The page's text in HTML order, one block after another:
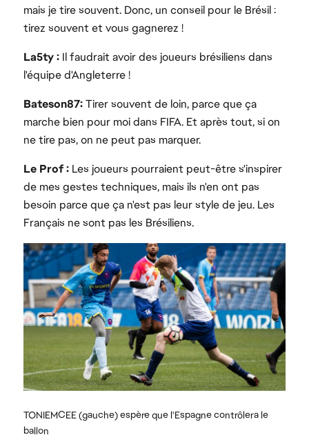
mais je tire souvent. Donc, un conseil pour le Brésil :
tirez souvent et vous gagnerez !
La5ty :Il faudrait avoir des joueurs brésiliens dans
l'équipe d'Angleterre !
Bateson87:Tirer souvent de loin, parce que ça
marche bien pour moi dans FIFA. Et après tout, si on
ne tire pas, on ne peut pas marquer.
Le Prof :Les joueurs pourraient peut-être s'inspirer
de mes gestes techniques, mais ils n'en ont pas
besoin parce que ça n'est pas leur style de jeu. Les
Français ne sont pas les Brésiliens.